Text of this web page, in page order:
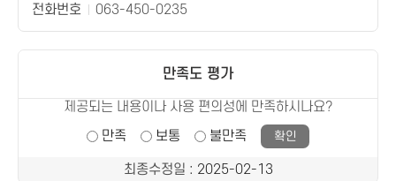
전화번호
063-450-0235
만족도 평가
제공되는 내용이나 사용 편의성에 만족하시나요?
만족
보통 불만족
최종수정일 : 2025-02-13